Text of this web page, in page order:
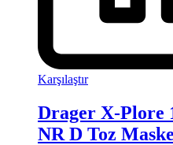
Karşılaştır
Drager X-Plore
NR D Toz